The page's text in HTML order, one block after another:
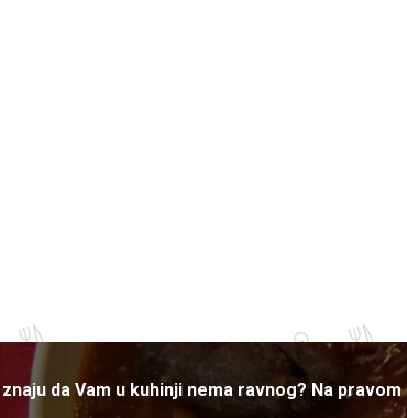
da Vam u kuhinji nema ravnog? Na